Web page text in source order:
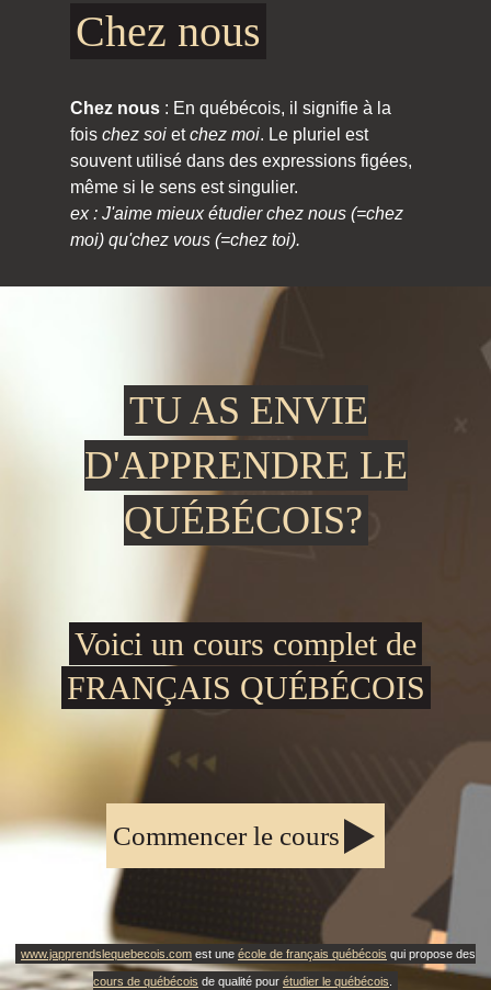
Chez nous
Chez nous : En québécois, il signifie à la
fois chez soi etchez moi. Le pluriel est
souvent utilisé dans des expressions figées,
même si le sens est singulier.
ex : J'aime mieux étudier chez nous (=chez
moi) qu'chez vous (=chez toi).
TU AS ENVIE
D'APPRENDRE LE
QUÉBÉCOIS?
Voici un cours complet de
FRANÇAIS QUÉBÉCOIS
Commencer le cours
www.japprendslequebecois.com est une école de français québécois qui propose des
cours de québécois de qualité pour étudier le québécois